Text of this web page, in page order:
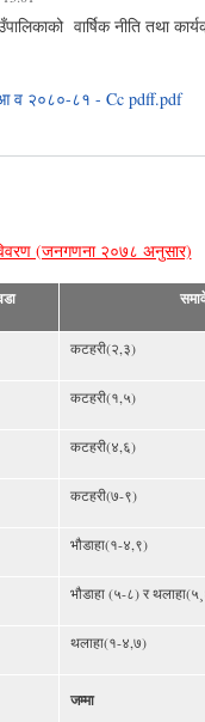
वार्षिक नीति तथा
आ व २०८०-८१ - Cc pdff.pdf
(जनगणना २०७८ अनुसार)
कटहरी(२,३)
कटहरी(१,५)
कटहरी(४,६)
कटहरी(७-९)
भौडाहा(१-४,९)
भौडाहा (५-८) र
थलाहा(१-४,७)
जम्मा